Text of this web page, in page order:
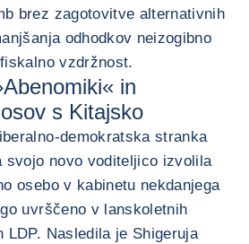
brez zagotovitve alternativnih
odhodkov neizogibno
vzdržnost.
in
s Kitajsko
demokratska stranka
svojo novo voditeljico izvolila
osebo v kabinetu nekdanjega
uvrščeno v lanskoletnih
LDP. Nasledila je Shigeruja